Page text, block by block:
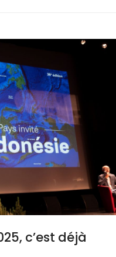
c’est déjà